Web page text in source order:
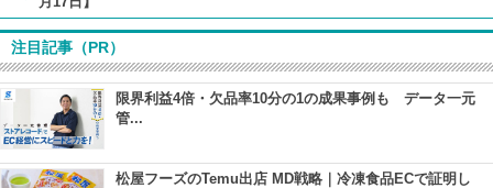
注目記事（PR）
限界利益4倍・欠品率10分の1の成果事例も データ一元
管...
松屋フーズのTemu出店 MD戦略｜冷凍食品ECで証明し